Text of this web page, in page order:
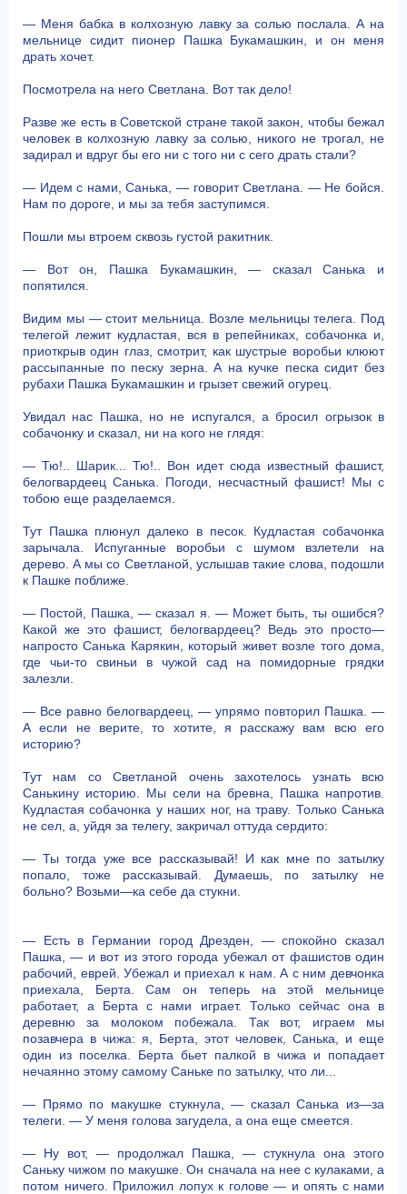
— Меня бабка в колхозную лавку за солью послала. А на
мельнице сидит пионер Пашка Букамашкин, и он меня
драть хочет.
Посмотрела на него Светлана. Вот так дело!
Разве же есть в Советской стране такой закон, чтобы бежал
человек в колхозную лавку за солью, никого не трогал, не
задирал и вдруг бы его ни с того ни с сего драть стали?
— Идем с нами, Санька, — говорит Светлана. — Не бойся.
Нам по дороге, и мы за тебя заступимся.
Пошли мы втроем сквозь густой ракитник.
— Вот он, Пашка Букамашкин, — сказал Санька и
попятился.
Видим мы — стоит мельница. Возле мельницы телега. Под
телегой лежит кудластая, вся в репейниках, собачонка и,
приоткрыв один глаз, смотрит, как шустрые воробьи клюют
рассыпанные по песку зерна. А на кучке песка сидит без
рубахи Пашка Букамашкин и грызет свежий огурец.
Увидал нас Пашка, но не испугался, а бросил огрызок в
собачонку и сказал, ни на кого не глядя:
— Тю!.. Шарик... Тю!.. Вон идет сюда известный фашист,
белогвардеец Санька. Погоди, несчастный фашист! Мы с
тобою еще разделаемся.
Тут Пашка плюнул далеко в песок. Кудластая собачонка
зарычала. Испуганные воробьи с шумом взлетели на
дерево. А мы со Светланой, услышав такие слова, подошли
к Пашке поближе.
— Постой, Пашка, — сказал я. — Может быть, ты ошибся?
Какой же это фашист, белогвардеец? Ведь это просто—
напросто Санька Карякин, который живет возле того дома,
где чьи-то свиньи в чужой сад на помидорные грядки
залезли.
— Все равно белогвардеец, — упрямо повторил Пашка. —
А если не верите, то хотите, я расскажу вам всю его
историю?
Тут нам со Светланой очень захотелось узнать всю
Санькину историю. Мы сели на бревна, Пашка напротив.
Кудластая собачонка у наших ног, на траву. Только Санька
не сел, а, уйдя за телегу, закричал оттуда сердито:
— Ты тогда уже все рассказывай! И как мне по затылку
попало, тоже рассказывай. Думаешь, по затылку не
больно? Возьми—ка себе да стукни.
— Есть в Германии город Дрезден, — спокойно сказал
Пашка, — и вот из этого города убежал от фашистов один
рабочий, еврей. Убежал и приехал к нам. А с ним девчонка
приехала, Берта. Сам он теперь на этой мельнице
работает, а Берта с нами играет. Только сейчас она в
деревню за молоком побежала. Так вот, играем мы
позавчера в чижа: я, Берта, этот человек, Санька, и еще
один из поселка. Берта бьет палкой в чижа и попадает
нечаянно этому самому Саньке по затылку, что ли...
— Прямо по макушке стукнула, — сказал Санька из—за
телеги. — У меня голова загудела, а она еще смеется.
— Ну вот, — продолжал Пашка, — стукнула она этого
Саньку чижом по макушке. Он сначала на нее с кулаками, а
потом ничего. Приложил лопух к голове — и опять с нами